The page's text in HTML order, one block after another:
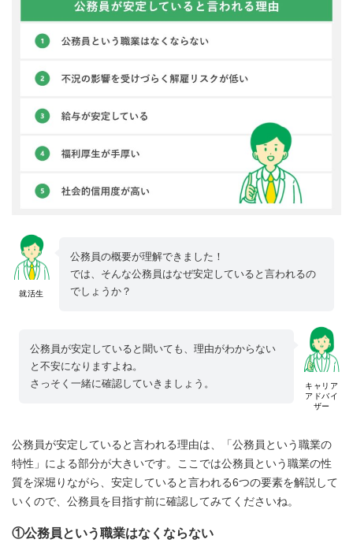
就活生
公務員の概要が理解できました！
では、そんな公務員はなぜ安定していると言われるの
でしょうか？
キャリア
アドバイ
ザー
公務員が安定していると聞いても、理由がわからない
と不安になりますよね。
さっそく一緒に確認していきましょう。
公務員が安定していると言われる理由は、「公務員という職業の
特性」による部分が大きいです。ここでは公務員という職業の性
質を深堀りながら、安定していると言われる6つの要素を解説して
いくので、公務員を目指す前に確認してみてくださいね。
①公務員という職業はなくならない